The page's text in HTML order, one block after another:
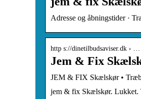
Adresse og åbningstider ·
http s://dinetilbudsaviser.dk ›
Jem & Fix
JEM & FIX Skælskør •
jem & fix Skælskør. Lukket.